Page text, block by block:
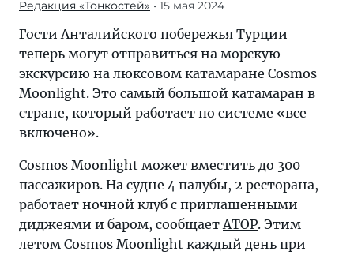
Редакция «Тонкостей» • 15 мая 2024
Гости Анталийского побережья Турции
теперь могут отправиться на морскую
экскурсию на люксовом катамаране Cosmos
Moonlight. Это самый большой катамаран в
стране, который работает по системе «все
включено».
Cosmos Moonlight может вместить до 300
пассажиров. На судне 4 палубы, 2 ресторана,
работает ночной клуб с приглашенными
диджеями и баром, сообщаетАТОР. Этим
летом Cosmos Moonlight каждый день при